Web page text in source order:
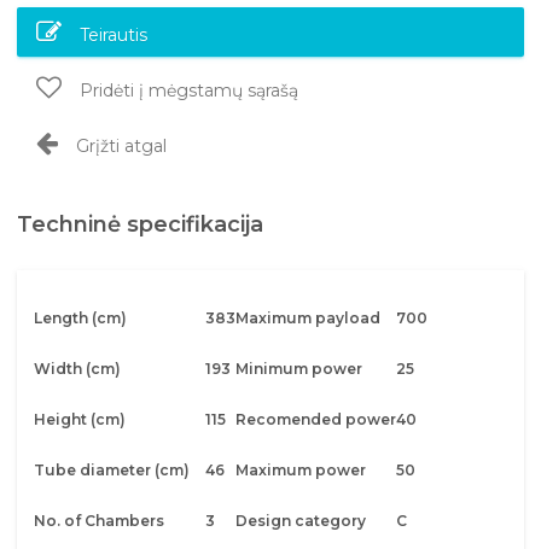
Teirautis
Pridėti į mėgstamų sąrašą
Grįžti atgal
Techninė specifikacija
Length (cm) 383Maximum payload 700
Width (cm) 193 Minimum power 25
Height (cm) 115 Recomended power40
Tube diameter (cm) 46 Maximum power 50
No. of Chambers 3 Design category C